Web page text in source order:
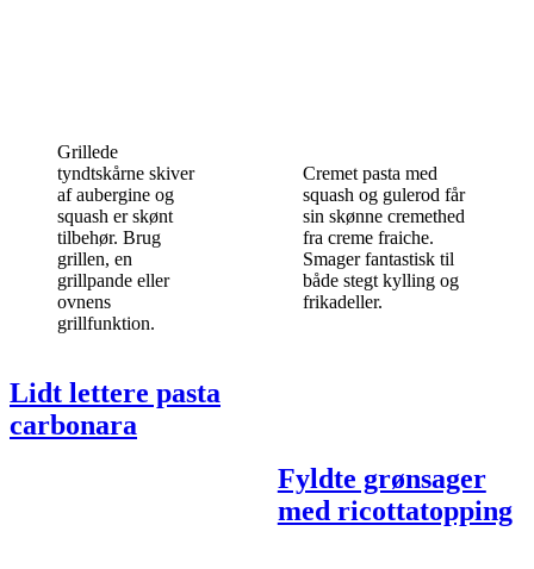
Grillede
tyndtskårne skiver
af aubergine og
squash er skønt
tilbehør. Brug
grillen, en
grillpande eller
ovnens
grillfunktion.
Cremet pasta med
squash og gulerod får
sin skønne cremethed
fra creme fraiche.
Smager fantastisk til
både stegt kylling og
frikadeller.
Lidt lettere pasta
carbonara
Fyldte grønsager
med ricottatopping